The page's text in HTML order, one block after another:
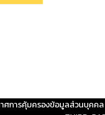
ศการคุ้มครองข้อมูลส่วนบุคคล